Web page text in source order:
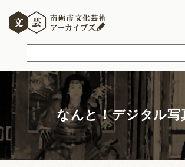
ご利用案内
新着情報
文化芸術
文化財 獅子舞
なんと！デジタル写